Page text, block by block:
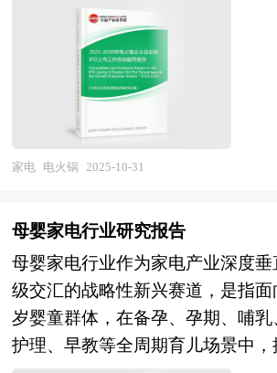
态运营转型，用户终身价值运营成
区域产业规划是地方经济发展战略
各级政府部门发展相关产业的“路
发展规划来说，就相当于一张蓝图
重要性，有了这张“蓝图”，区域才
划的基础上进行更好的区域建设。
兴产业更需要地方政府制定切实可
规划。通过区域产业规划来确定
业支撑体系，为招商工作确定方
对各大城市、区县镇等区域的产业
绕“产业分析→产业定位→产业规
一氧化碳中毒；燃油型取暖器多用
柴油为燃料，通过燃烧器喷油燃烧
暖，适用于车间、仓库等开阔空间
动了取暖器的功能升级。现代电热
智能温控系统，可设定目标温度并
能又避免过热风险；部分产品集成
干燥问题；石墨烯等新型发热材料
量化、便携化发展，如踢脚线取暖
贴墙放置，节省空间；移动式暖
手，方便多场景使用。安全性方面
热保护、童锁设计等防护机制已成
品还通过IPX级防水认证，支持浴
遇到资金制约问题，而资本市场作
资渠道之一具有融资效率高、规模
等众多优势。由于资本市场融资进
企业和首发创业板上市企业，企业
题就变得十分关键。 企业创业板
处： 1、创业板上市时及日后均有
的股票在买卖时有较高的流通量；
提高公司（发行人）在市场上地位
顾客信供应商的信赖； 5、增加公
助于银行以较有利条款批出信贷额
上市发行人的披露要求较为严格
家电 电火锅 2025-10-31
母婴家电行业研究报告
母婴家电行业作为家电产业深度
级交汇的战略性新兴赛道，是指
岁婴童群体，在备孕、孕期、哺乳
护理、早教等全周期育儿场景中